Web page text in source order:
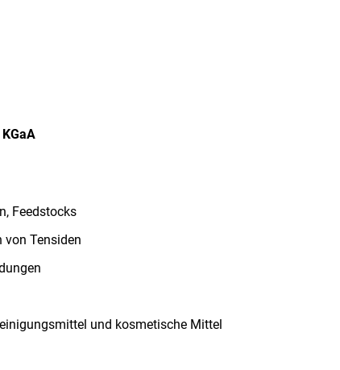
Feedstocks
von Tensiden
und kosmetische Mittel